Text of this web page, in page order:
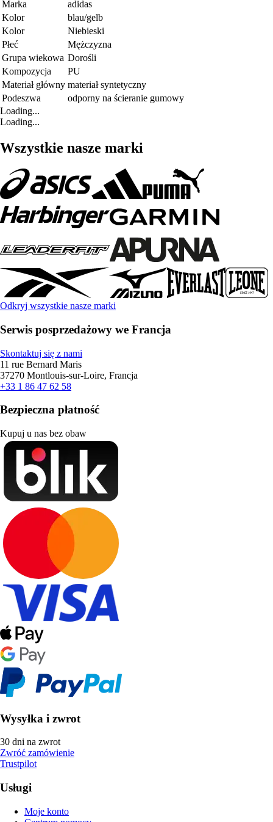
Marka
adidas
Kolor
blau/gelb
Kolor
Niebieski
Płeć
Mężczyzna
Grupa wiekowa Dorośli
Kompozycja
PU
Materiał główny materiał syntetyczny
Podeszwa
odporny na ścieranie gumowy
Loading...
Loading...
Wszystkie nasze marki
Odkryj wszystkie nasze marki
Serwis posprzedażowy we Francja
Skontaktuj się z nami
11 rue Bernard Maris
37270 Montlouis-sur-Loire, Francja
+33 1 86 47 62 58
Bezpieczna płatność
Kupuj u nas bez obaw
Wysyłka i zwrot
30 dni na zwrot
Zwróć zamówienie
Trustpilot
Usługi
Moje konto